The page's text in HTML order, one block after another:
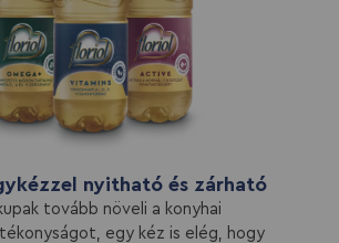
nyitható és zárható
tovább növeli a konyhai
egy kéz is elég, hogy